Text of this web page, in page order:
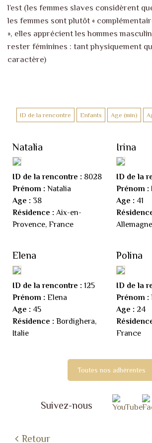
l’est (les femmes slaves considèrent
les femmes sont plutôt «
», elles apprécient les hommes
rester féminines : tant physiquement
caractère)
Natalia
ID de la rencontre : 8028
Prénom : Natalia
Age : 38
Résidence : Aix-en-
Provence, France
Irina
ID de la
Prénom :
Age : 41
Allemagne
Elena
ID de la rencontre : 125
Prénom : Elena
Age : 45
Résidence : Bordighera,
Italie
Polina
ID de la
Prénom :
Age : 24
France
Toutes nos adhérentes
Suivez-nous
Retour